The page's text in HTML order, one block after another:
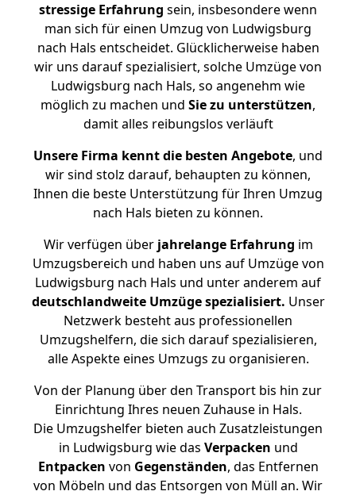
stressige Erfahrung sein, insbesondere wenn
man sich für einen Umzug von Ludwigsburg
nach Hals entscheidet. Glücklicherweise haben
wir uns darauf spezialisiert, solche Umzüge von
Ludwigsburg nach Hals, so angenehm wie
möglich zu machen und Sie zu unterstützen,
damit alles reibungslos verläuft
Unsere Firma kennt die besten Angebote, und
wir sind stolz darauf, behaupten zu können,
Ihnen die beste Unterstützung für Ihren Umzug
nach Hals bieten zu können.
Wir verfügen überjahrelange Erfahrung im
Umzugsbereich und haben uns auf Umzüge von
Ludwigsburg nach Hals und unter anderem auf
deutschlandweite Umzüge spezialisiert. Unser
Netzwerk besteht aus professionellen
Umzugshelfern, die sich darauf spezialisieren,
alle Aspekte eines Umzugs zu organisieren.
Von der Planung über den Transport bis hin zur
Einrichtung Ihres neuen Zuhause in Hals.
Die Umzugshelfer bieten auch Zusatzleistungen
in Ludwigsburg wie das Verpacken und
Entpacken von Gegenständen, das Entfernen
von Möbeln und das Entsorgen von Müll an. Wir